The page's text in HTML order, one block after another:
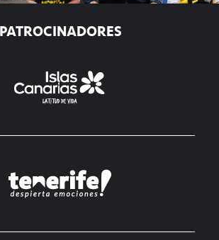
PATROCINADORES